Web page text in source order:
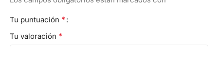
Tu puntuación *
Tu valoración *